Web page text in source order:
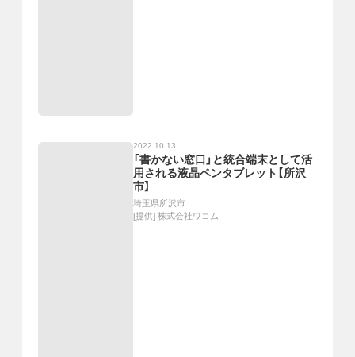
2022.10.13
「書かない窓口」と統合端末として活
用される液晶ペンタブレット【所沢
市】
埼玉県所沢市
[提供] 株式会社ワコム